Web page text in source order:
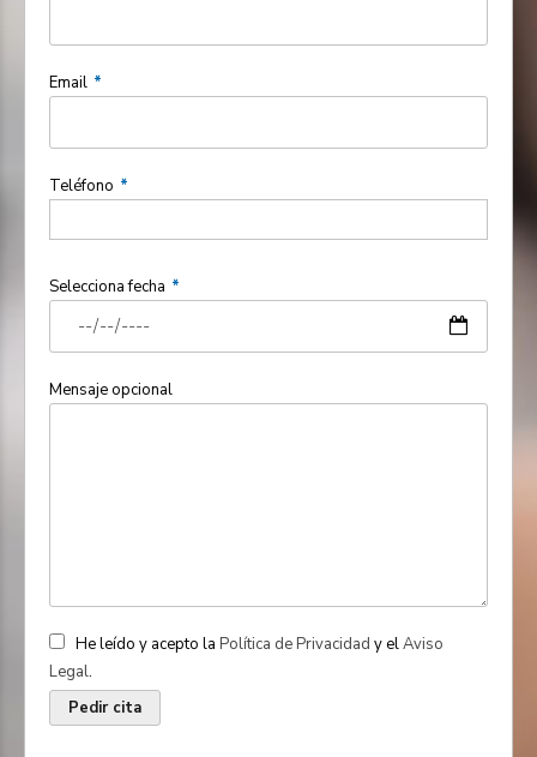
Email
Teléfono
Selecciona fecha
Mensaje opcional
He leído y acepto la Política de Privacidad y elAviso
Legal.